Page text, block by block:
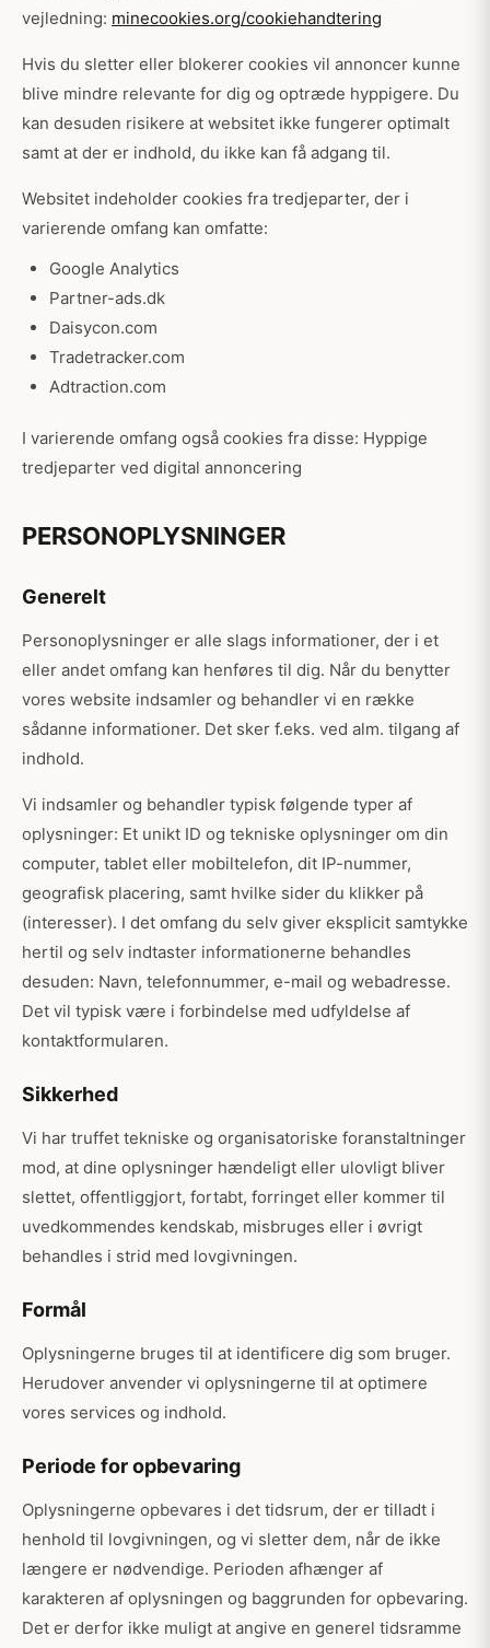
vejledning: minecookies.org/cookiehandtering
Hvis du sletter eller blokerer cookies vil annoncer kunne
blive mindre relevante for dig og optræde hyppigere. Du
kan desuden risikere at websitet ikke fungerer optimalt
samt at der er indhold, du ikke kan få adgang til.
Websitet indeholder cookies fra tredjeparter, der i
varierende omfang kan omfatte:
Google Analytics
Partner-ads.dk
Daisycon.com
Tradetracker.com
Adtraction.com
I varierende omfang også cookies fra disse: Hyppige
tredjeparter ved digital annoncering
PERSONOPLYSNINGER
Generelt
Personoplysninger er alle slags informationer, der i et
eller andet omfang kan henføres til dig. Når du benytter
vores website indsamler og behandler vi en række
sådanne informationer. Det sker f.eks. ved alm. tilgang af
indhold.
Vi indsamler og behandler typisk følgende typer af
oplysninger: Et unikt ID og tekniske oplysninger om din
computer, tablet eller mobiltelefon, dit IP-nummer,
geografisk placering, samt hvilke sider du klikker på
(interesser). I det omfang du selv giver eksplicit samtykke
hertil og selv indtaster informationerne behandles
desuden: Navn, telefonnummer, e-mail og webadresse.
Det vil typisk være i forbindelse med udfyldelse af
kontaktformularen.
Sikkerhed
Vi har truffet tekniske og organisatoriske foranstaltninger
mod, at dine oplysninger hændeligt eller ulovligt bliver
slettet, offentliggjort, fortabt, forringet eller kommer til
uvedkommendes kendskab, misbruges eller i øvrigt
behandles i strid med lovgivningen.
Formål
Oplysningerne bruges til at identificere dig som bruger.
Herudover anvender vi oplysningerne til at optimere
vores services og indhold.
Periode for opbevaring
Oplysningerne opbevares i det tidsrum, der er tilladt i
henhold til lovgivningen, og vi sletter dem, når de ikke
længere er nødvendige. Perioden afhænger af
karakteren af oplysningen og baggrunden for opbevaring.
Det er derfor ikke muligt at angive en generel tidsramme